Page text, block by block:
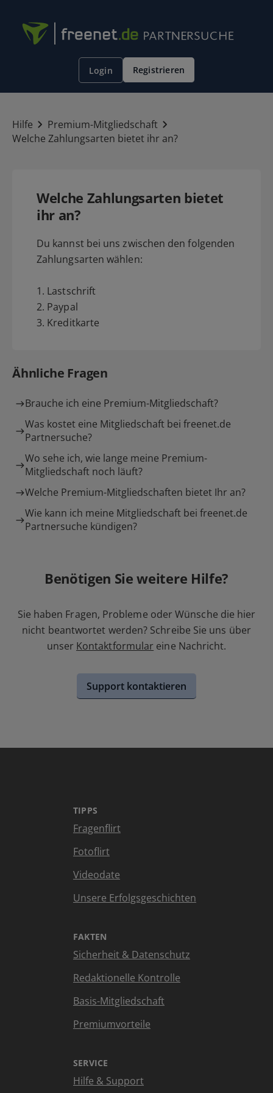
Login Registrieren
Hilfe
Premium-Mitgliedschaft
Welche Zahlungsarten bietet ihr an?
Welche Zahlungsarten bietet
ihr an?
Du kannst bei uns zwischen den folgenden
Zahlungsarten wählen:
1. Lastschrift
2. Paypal
3. Kreditkarte
Ähnliche Fragen
Brauche ich eine Premium-Mitgliedschaft?
Was kostet eine Mitgliedschaft bei freenet.de
Partnersuche?
Wo sehe ich, wie lange meine Premium-
Mitgliedschaft noch läuft?
Welche Premium-Mitgliedschaften bietet Ihr an?
Wie kann ich meine Mitgliedschaft bei freenet.de
Partnersuche kündigen?
Benötigen Sie weitere Hilfe?
Sie haben Fragen, Probleme oder Wünsche die hier
nicht beantwortet werden? Schreibe Sie uns über
unser Kontaktformular eine Nachricht.
Support kontaktieren
TIPPS
Fragenflirt
Fotoflirt
Videodate
Unsere Erfolgsgeschichten
FAKTEN
Sicherheit & Datenschutz
Redaktionelle Kontrolle
Basis-Mitgliedschaft
Premiumvorteile
SERVICE
Hilfe & Support